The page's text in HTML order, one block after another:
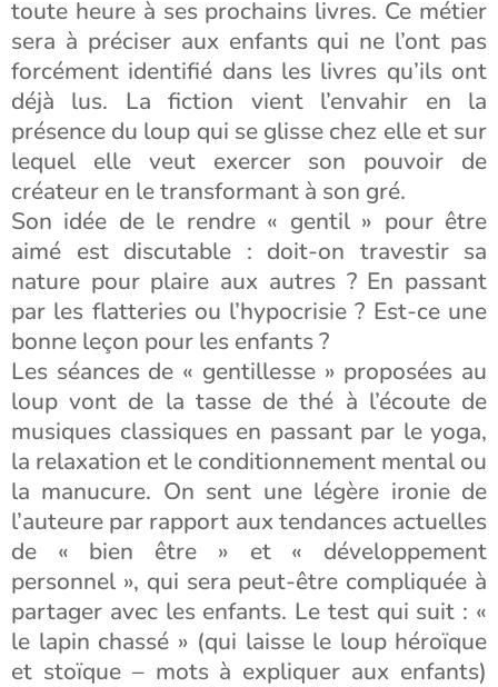
toute heure à ses prochains livres. Ce métier
sera à préciser aux enfants qui ne l’ont pas
forcément identifié dans les livres qu’ils ont
déjà lus. La fiction vient l’envahir en la
présence du loup qui se glisse chez elle et sur
lequel elle veut exercer son pouvoir de
créateur en le transformant à son gré.
Son idée de le rendre « gentil » pour être
aimé est discutable : doit-on travestir sa
nature pour plaire aux autres ? En passant
par les flatteries ou l’hypocrisie ? Est-ce une
bonne leçon pour les enfants ?
Les séances de « gentillesse » proposées au
loup vont de la tasse de thé à l’écoute de
musiques classiques en passant par le yoga,
la relaxation et le conditionnement mental ou
la manucure. On sent une légère ironie de
l’auteure par rapport aux tendances actuelles
de « bien être » et « développement
personnel », qui sera peut-être compliquée à
partager avec les enfants. Le test qui suit : «
le lapin chassé » (qui laisse le loup héroïque
et stoïque – mots à expliquer aux enfants)